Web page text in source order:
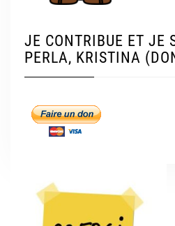
JE CONTRIBUE ET JE
PERLA, KRISTINA